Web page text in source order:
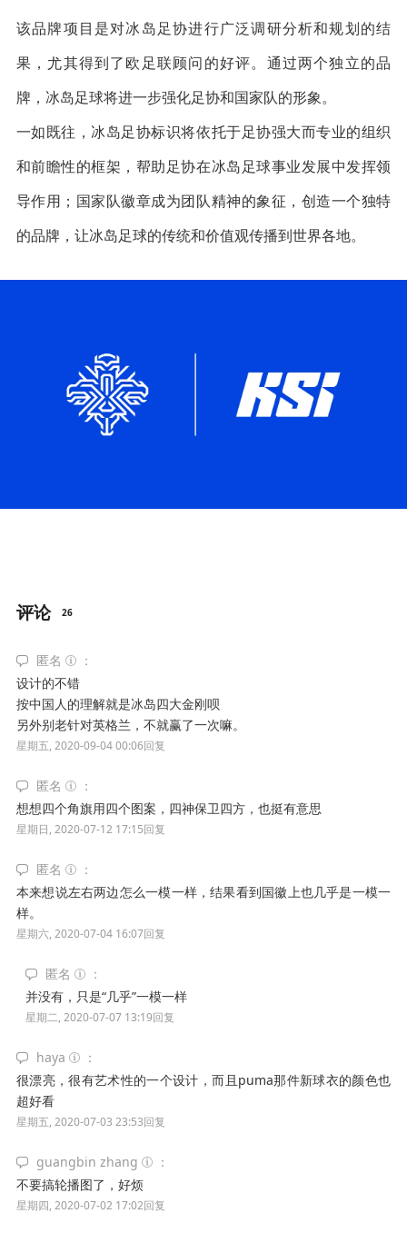
该品牌项目是对冰岛足协进行广泛调研分析和规划的结
果，尤其得到了欧足联顾问的好评。通过两个独立的品
牌，冰岛足球将进一步强化足协和国家队的形象。
一如既往，冰岛足协标识将依托于足协强大而专业的组织
和前瞻性的框架，帮助足协在冰岛足球事业发展中发挥领
导作用；国家队徽章成为团队精神的象征，创造一个独特
的品牌，让冰岛足球的传统和价值观传播到世界各地。
评论 26
匿名
设计的不错
按中国人的理解就是冰岛四大金刚呗
另外别老针对英格兰，不就赢了一次嘛。
星期五, 2020-09-04 00:06回复
匿名
想想四个角旗用四个图案，四神保卫四方，也挺有意思
星期日, 2020-07-12 17:15回复
匿名
本来想说左右两边怎么一模一样，结果看到国徽上也几乎是一模一
样。
星期六, 2020-07-04 16:07回复
匿名
并没有，只是“几乎”一模一样
星期二, 2020-07-07 13:19回复
haya
很漂亮，很有艺术性的一个设计，而且puma那件新球衣的颜色也
超好看
星期五, 2020-07-03 23:53回复
guangbin zhang
不要搞轮播图了，好烦
星期四, 2020-07-02 17:02回复